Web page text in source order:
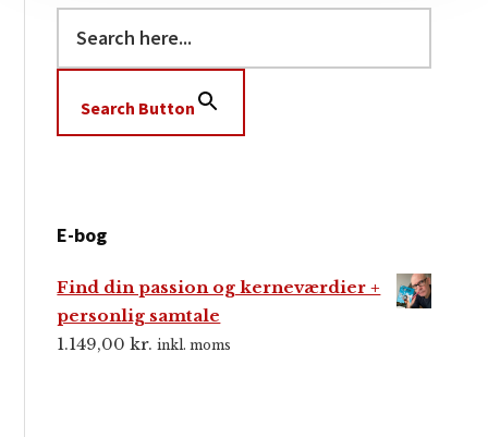
Search Button
E-bog
Find din passion og kerneværdier +
personlig samtale
1.149,00kr. inkl. moms